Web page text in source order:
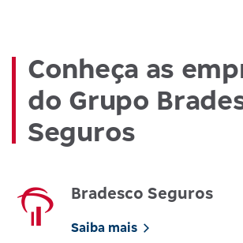
Conheça as
do Grupo
Seguros
Bradesco Seguros
Saiba mais